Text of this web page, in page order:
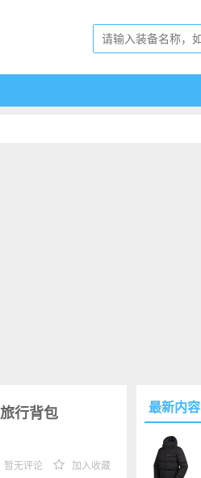
行背包
暂无评论 加入收藏
最新内容